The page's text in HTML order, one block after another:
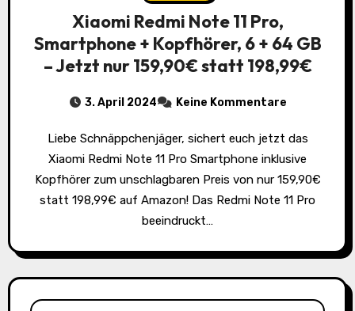
Xiaomi Redmi Note 11 Pro,
Smartphone + Kopfhörer, 6 + 64 GB
– Jetzt nur 159,90€ statt 198,99€
3. April 2024 Keine Kommentare
Liebe Schnäppchenjäger, sichert euch jetzt das
Xiaomi Redmi Note 11 Pro Smartphone inklusive
Kopfhörer zum unschlagbaren Preis von nur 159,90€
statt 198,99€ auf Amazon! Das Redmi Note 11 Pro
beeindruckt…